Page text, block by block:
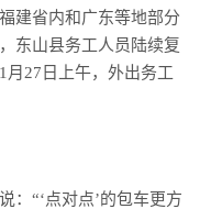
建省内和广东等地部分
东山县务工人员陆续复
月27日上午，外出务工
“‘点对点’的包车更方